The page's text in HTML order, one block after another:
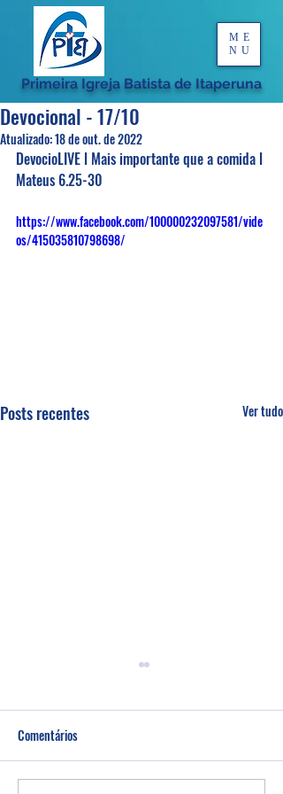
Primeira Igreja Batista de Itaperuna
ME
NU
Devocional - 17/10
Atualizado:18 de out. de 2022
DevocioLIVE l Mais importante que a comida l
Mateus 6.25-30
https://www.facebook.com/100000232097581/vide
os/415035810798698/
Posts recentes Ver tudo
Comentários